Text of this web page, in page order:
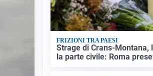
FRIZIONI TRA PAESI
Strage di Crans-Montana,
la parte civile: Roma